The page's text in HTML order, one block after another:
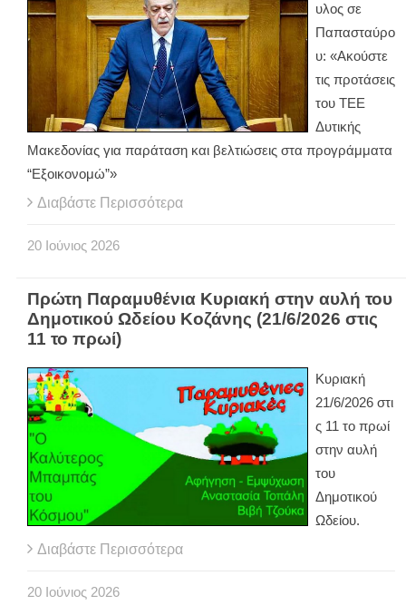
υλος σε
Παπασταύρο
υ: «Ακούστε
τις προτάσεις
του ΤΕΕ
Δυτικής
Μακεδονίας για παράταση και βελτιώσεις στα προγράμματα
“Εξοικονομώ”»
Διαβάστε Περισσότερα
20 Ιούνιος 2026
Πρώτη Παραμυθένια Κυριακή στην αυλή του
Δημοτικού Ωδείου Κοζάνης (21/6/2026 στις
11 το πρωί)
Κυριακή
21/6/2026 στι
ς 11 το πρωί
στην αυλή
του
Δημοτικού
Ωδείου.
Διαβάστε Περισσότερα
20 Ιούνιος 2026